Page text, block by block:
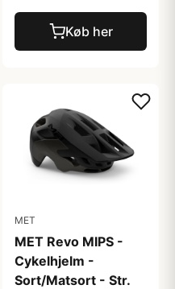
Køb her
MET
MET Revo MIPS -
Cykelhjelm -
Sort/Matsort - Str.